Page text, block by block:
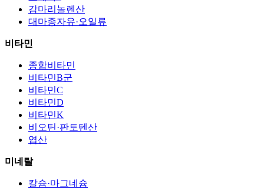
감마리놀렌산
대마종자유·오일류
비타민
종합비타민
비타민B군
비타민C
비타민D
비타민K
비오틴·판토텐산
엽산
미네랄
칼슘·마그네슘